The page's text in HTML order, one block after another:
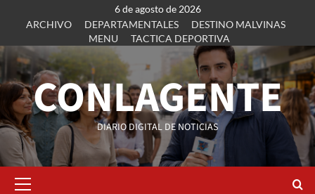
6 de agosto de 2026
ARCHIVO
DEPARTAMENTALES
DESTINO MALVINAS
MENU
TACTICA DEPORTIVA
CONLAGENTE
DIARIO DIGITAL DE NOTICIAS